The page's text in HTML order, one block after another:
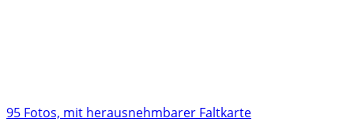
95 Fotos, mit herausnehmbarer Faltkarte